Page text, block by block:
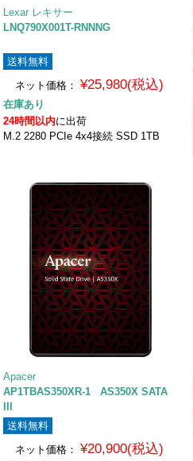
Lexar レキサー
LNQ790X001T-RNNNG
送料無料
ネット価格： ¥25,980(税込)
在庫あり
24時間以内に出荷
M.2 2280 PCIe 4x4接続 SSD 1TB
Apacer
AP1TBAS350XR-1 AS350X SATA
送料無料
ネット価格： ¥20,900(税込)